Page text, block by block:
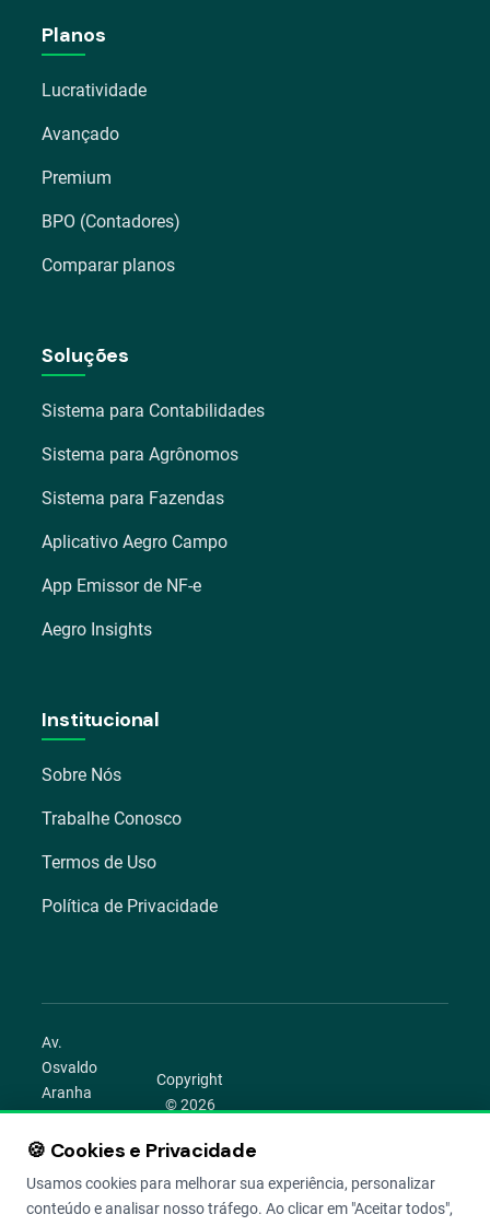
Planos
Lucratividade
Avançado
Premium
BPO (Contadores)
Comparar planos
Soluções
Sistema para Contabilidades
Sistema para Agrônomos
Sistema para Fazendas
Aplicativo Aegro Campo
App Emissor de NF-e
Aegro Insights
Institucional
Sobre Nós
Trabalhe Conosco
Termos de Uso
Política de Privacidade
Av.
Osvaldo
Aranha
1022 –
Bom
Porto
Alegre –
Copyright
© 2026
Todos os
direitos
reservados.
🍪 Cookies e Privacidade
Usamos cookies para melhorar sua experiência, personalizar
conteúdo e analisar nosso tráfego. Ao clicar em "Aceitar todos",